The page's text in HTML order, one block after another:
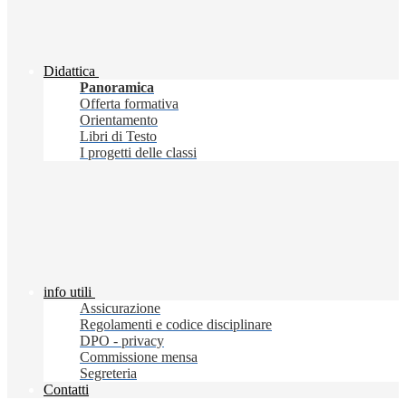
Didattica
Panoramica
Offerta formativa
Orientamento
Libri di Testo
I progetti delle classi
info utili
Assicurazione
Regolamenti e codice disciplinare
DPO - privacy
Commissione mensa
Segreteria
Contatti